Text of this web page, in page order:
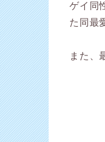
ゲイ同
た同最
また、